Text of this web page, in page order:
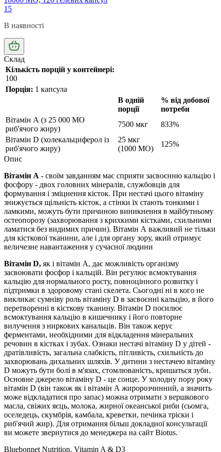
15
В наявності
Склад
Кількість порцій у контейнері:
100
Порція: 1 капсула
В одній
порції
% від добової
потреби
Вітамін А (з 25 000 МО
риб'ячого жиру)
7500 мкг
833%
Вітамін D (холекальциферол із
риб'ячого жиру)
25 мкг
(1000 МО)
125%
Опис
Вітамін А - своїм завданням має сприяти засвоєнню кальцію і
фосфору - двох головних мінералів, службовців для
формування і зміцнення кісток. При нестачі цього вітаміну
знижується щільність кісток, а стінки їх стають тонкими і
ламкими, можуть бути причиною виникнення в майбутньому
остеопорозу (захворювання з крихкими кістками, схильними
ламатися без видимих причин). Вітамін А важливий не тільки
для кісткової тканини, але і для органу зору, який отримує
величезне навантаження у сучасної людини
Вітамін D, як і вітамін А, дає можливість організму
засвоювати фосфор і кальцій. Він регулює всмоктування
кальцію для нормального росту, повноцінного розвитку і
підтримки в здоровому стані скелета. Сьогодні ні в кого не
викликає сумніву роль вітаміну D в засвоєнні кальцію, в його
перетворенні в кісткову тканину. Вітамін D посилює
всмоктування кальцію в кишечнику і його повторне
вилучення з ниркових канальців. Він також керує
ферментами, необхідними для відкладення мінеральних
речовин в кістках і зубах. Ознаки нестачі вітаміну D у дітей -
дратівливість, загальна слабкість, пітливість, схильність до
захворювань дихальних шляхів. У дитини з нестачею вітаміну
D можуть бути болі в м'язах, стомлюваність, кришаться зуби.
Основне джерело вітаміну D - це сонце. У холодну пору року
вітамін D (він також як і вітамін А жиророзчинний, а значить
може відкладатися про запас) можна отримати з вершкового
масла, свіжих яєць, молока, жирної океанської риби (сьомга,
оселедець, скумбрія, камбала, креветки, печінка тріски і
риб'ячий жир). Для отримання більш докладної консультації
ви можете звернутися до менеджера на сайт Biotus.
Bluebonnet Nutrition, Vitamin A & D3